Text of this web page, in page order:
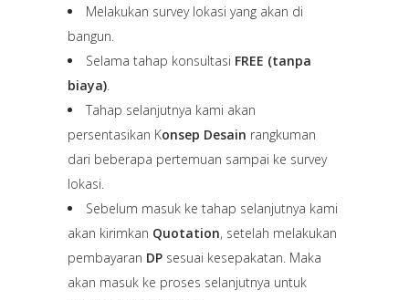
Melakukan survey lokasi yang akan di
bangun.
Selama tahap konsultasi FREE (tanpa
biaya).
Tahap selanjutnya kami akan
persentasikan Konsep Desain rangkuman
dari beberapa pertemuan sampai ke survey
lokasi.
Sebelum masuk ke tahap selanjutnya kami
akan kirimkan Quotation, setelah melakukan
pembayaran DP sesuai kesepakatan. Maka
akan masuk ke proses selanjutnya untuk